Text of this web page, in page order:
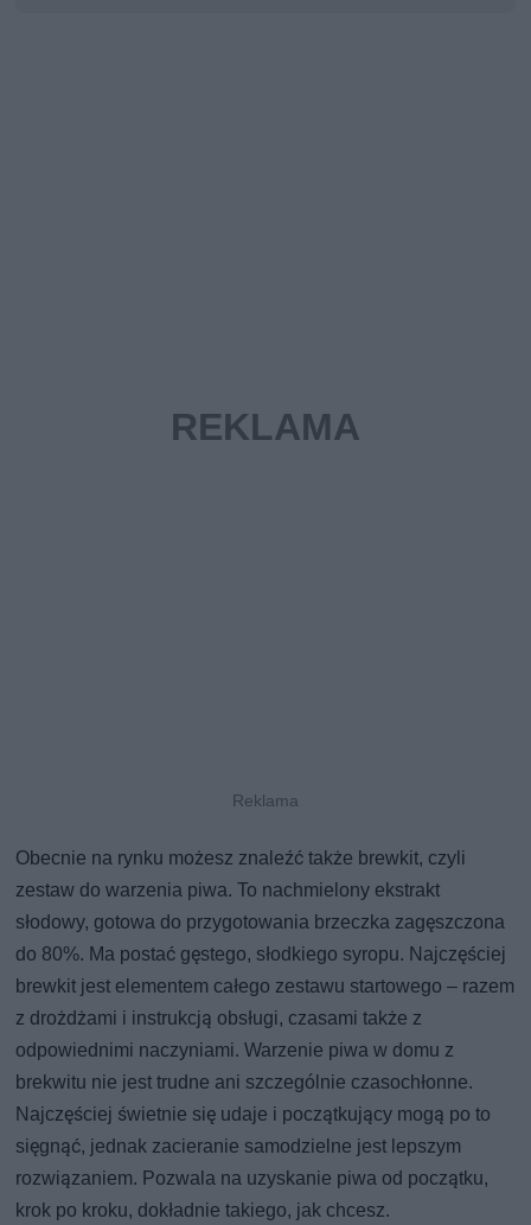
Obecnie na rynku możesz znaleźć także brewkit, czyli
zestaw do warzenia piwa. To nachmielony ekstrakt
słodowy, gotowa do przygotowania brzeczka zagęszczona
do 80%. Ma postać gęstego, słodkiego syropu. Najczęściej
brewkit jest elementem całego zestawu startowego – razem
z drożdżami i instrukcją obsługi, czasami także z
odpowiednimi naczyniami. Warzenie piwa w domu z
brekwitu nie jest trudne ani szczególnie czasochłonne.
Najczęściej świetnie się udaje i początkujący mogą po to
sięgnąć, jednak zacieranie samodzielne jest lepszym
rozwiązaniem. Pozwala na uzyskanie piwa od początku,
krok po kroku, dokładnie takiego, jak chcesz.